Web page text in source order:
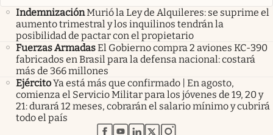
IndemnizaciónMurió la Ley de Alquileres: se suprime el
aumento trimestral y los inquilinos tendrán la
posibilidad de pactar con el propietario
Fuerzas ArmadasEl Gobierno compra 2 aviones KC-390
fabricados en Brasil para la defensa nacional: costará
más de 366 millones
EjércitoYa está más que confirmado | En agosto,
comienza el Servicio Militar para los jóvenes de 19, 20 y
21: durará 12 meses, cobrarán el salario mínimo y cubrirá
todo el país
abre en nueva pestaña
abre en nueva pestaña
abre en nueva pestaña
abre en nueva pestaña
abre en nueva pestaña